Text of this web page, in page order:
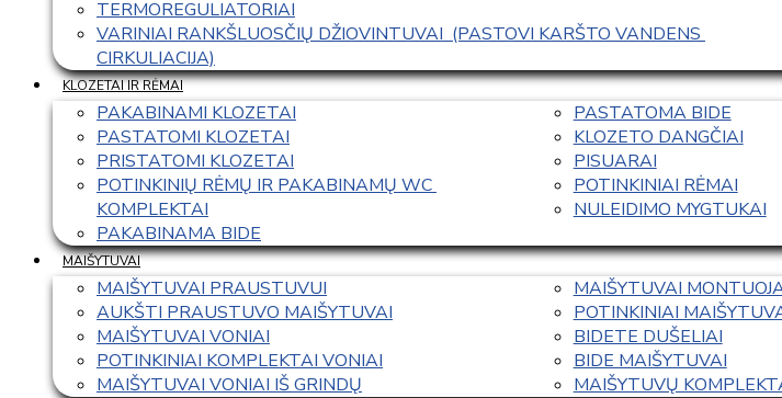
TERMOREGULIATORIAI
VARINIAI RANKŠLUOSČIŲ DŽIOVINTUVAI  (PASTOVI KARŠTO VANDENS
CIRKULIACIJA)
KLOZETAI IR RĖMAI
PAKABINAMI KLOZETAI
PASTATOMI KLOZETAI
PRISTATOMI KLOZETAI
POTINKINIŲ RĖMŲ IR PAKABINAMŲ WC
KOMPLEKTAI
PAKABINAMA BIDE
PASTATOMA BIDE
KLOZETO DANGČIAI
PISUARAI
POTINKINIAI RĖMAI
NULEIDIMO MYGTUKAI
MAIŠYTUVAI
MAIŠYTUVAI PRAUSTUVUI
AUKŠTI PRAUSTUVO MAIŠYTUVAI
MAIŠYTUVAI VONIAI
POTINKINIAI KOMPLEKTAI VONIAI
MAIŠYTUVAI VONIAI IŠ GRINDŲ
MAIŠYTUVAI
POTINKINIAI
BIDETE DUŠELIAI
BIDE MAIŠYTUVAI
MAIŠYTUVŲ